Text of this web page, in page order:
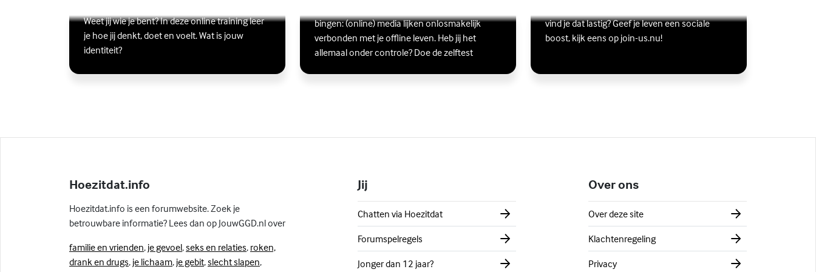
Weet jij wie je bent? In deze online training leer
je hoe jij denkt, doet en voelt. Wat is jouw
identiteit?
Lees meer over Online zelfhulptraining - Wie ben ik?
(Externe link)
bingen: (online) media lijken onlosmakelijk
verbonden met je offline leven. Heb jij het
allemaal onder controle? Doe de zelftest
Lees meer over Ben jij digitaal in balans?
(Externe link)
vind je dat lastig? Geef je leven een sociale
boost, kijk eens op join-us.nu!
Lees meer over Vriendschap
(Externe link)
Hoezitdat.info
Hoezitdat.info is een forumwebsite. Zoek je
betrouwbare informatie? Lees dan op JouwGGD.nl over
familie en vrienden, je gevoel,seks en relaties, roken,
drank en drugs, je lichaam, je gebit,slecht slapen,
Jij
Chatten via Hoezitdat
Forumspelregels
Jonger dan 12 jaar?
Over ons
Over deze site
Klachtenregeling
Privacy